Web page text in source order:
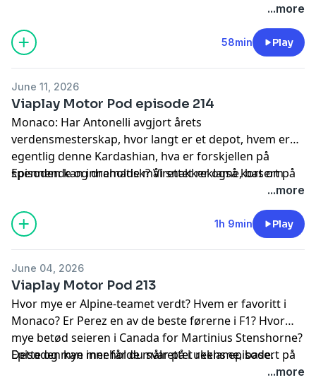
for informasjon og dine valg
om deling av data.
...more
58min Play
June 11, 2026
Viaplay Motor Pod episode 214
Monaco: Har Antonelli avgjort årets
verdensmesterskap, hvor langt er et depot, hvem er
egentlig denne Kardashian, hva er forskjellen på
spennende og dramatisk? Vi snakker også kort om
Episoden kan inneholde målrettet reklame, basert på
for informasjon og dine valg
om deling av data.
...more
1h 9min Play
June 04, 2026
Viaplay Motor Pod 213
Hvor mye er Alpine-teamet verdt? Hvem er favoritt i
Monaco? Er Perez en av de beste førerne i F1? Hvor
mye betød seieren i Canada for Martinius Stenshorne?
Dette og mye mer får du svar på i ukens episode.
Episoden kan inneholde målrettet reklame, basert på
...more